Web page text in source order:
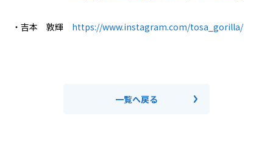
・吉本 敦輝 https://www.instagram.com/tosa_gorilla/
一覧へ戻る